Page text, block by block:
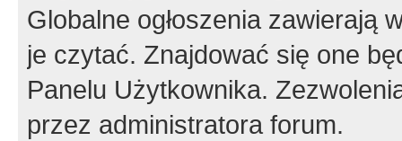
Globalne ogłoszenia zawierają
je czytać. Znajdować się one
Panelu Użytkownika.
przez administratora forum.